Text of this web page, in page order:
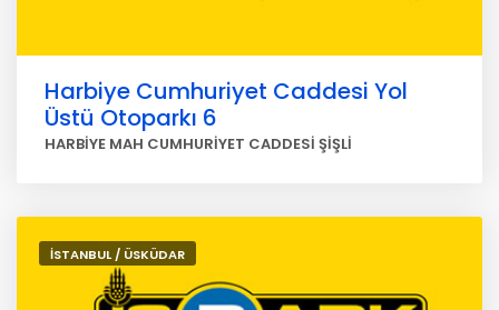
Harbiye Cumhuriyet Caddesi Yol
Üstü Otoparkı 6
HARBİYE MAH CUMHURİYET CADDESİ ŞİŞLİ
İSTANBUL / ÜSKÜDAR